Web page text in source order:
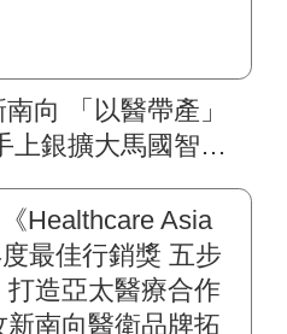
向 「以醫帶產」
上銀擴大馬國智慧